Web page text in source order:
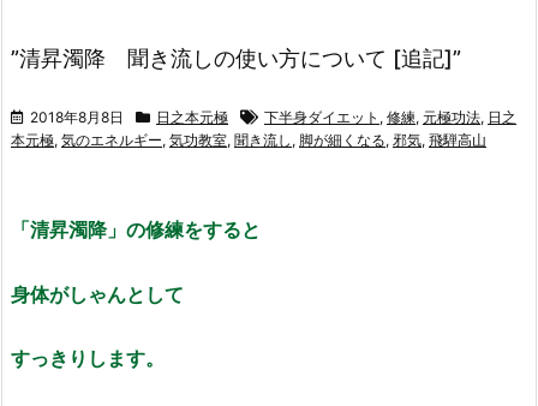
”清昇濁降 聞き流しの使い方について [追記]”
2018年8月8日 日之本元極 下半身ダイエット , 修練, 元極功法, 日之
本元極, 気のエネルギー, 気功教室, 聞き流し , 脚が細くなる, 邪気, 飛騨高山
「清昇濁降」の修練をすると
身体がしゃんとして
すっきりします。